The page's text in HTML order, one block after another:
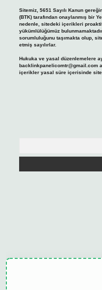
Sitemiz, 5651 Sayılı Kanun
(BTK) tarafından onaylanmış bir
nedenle, sitedeki içerikleri
yükümlülüğümüz
sorumluluğunu taşımakta olup,
etmiş sayılırlar.
Hukuka ve yasal düzenlemelere
backlinkpanelicomtr@gmail.com
içerikler yasal süre içerisinde